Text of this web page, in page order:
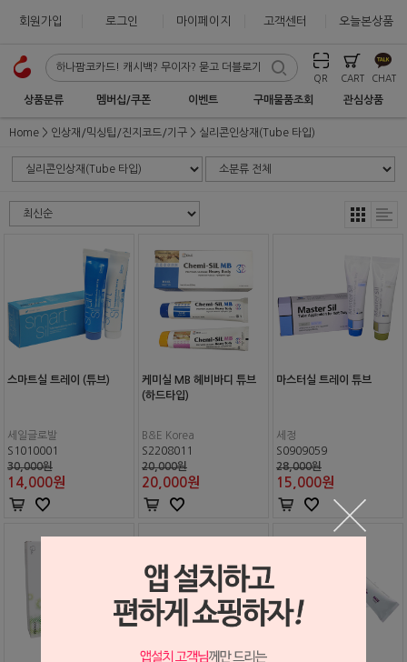
회원가입 로그인 마이페이지 고객센터 오늘본상품
QR CART CHAT
상품분류 멤버십/쿠폰 이벤트 구매물품조회 관심상품
Home 인상재/믹싱팁/진지코드/기구 실리콘인상재(Tube 타입)
스마트실 트레이 (튜브)
세일글로발
S1010001
30,000원
14,000원
케미실 MB 헤비바디 튜브
(하드타입)
B&E Korea
S2208011
20,000원
20,000원
마스터실 트레이 튜브
세정
S0909059
28,000원
15,000원